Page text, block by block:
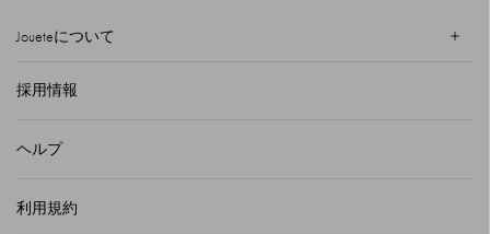
Joueteについて
採用情報
ヘルプ
利用規約